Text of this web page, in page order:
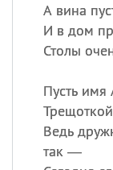
А вина
И в дом
Столы
Пусть
Ведь
так —